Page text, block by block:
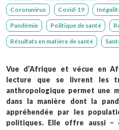
Coronavirus Covid-19
Pandémie Politique de santé
Résultats en matière de santé
Vue d’Afrique et vécue en
lecture que se livrent les
anthropologique permet une
dans la manière dont la
appréhendée par les
politiques. Elle offre aussi